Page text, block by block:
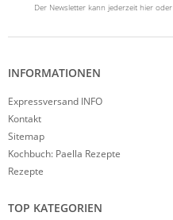
Der Newsletter kann jederzeit hier
INFORMATIONEN
Expressversand INFO
Kontakt
Sitemap
Kochbuch: Paella Rezepte
Rezepte
TOP KATEGORIEN